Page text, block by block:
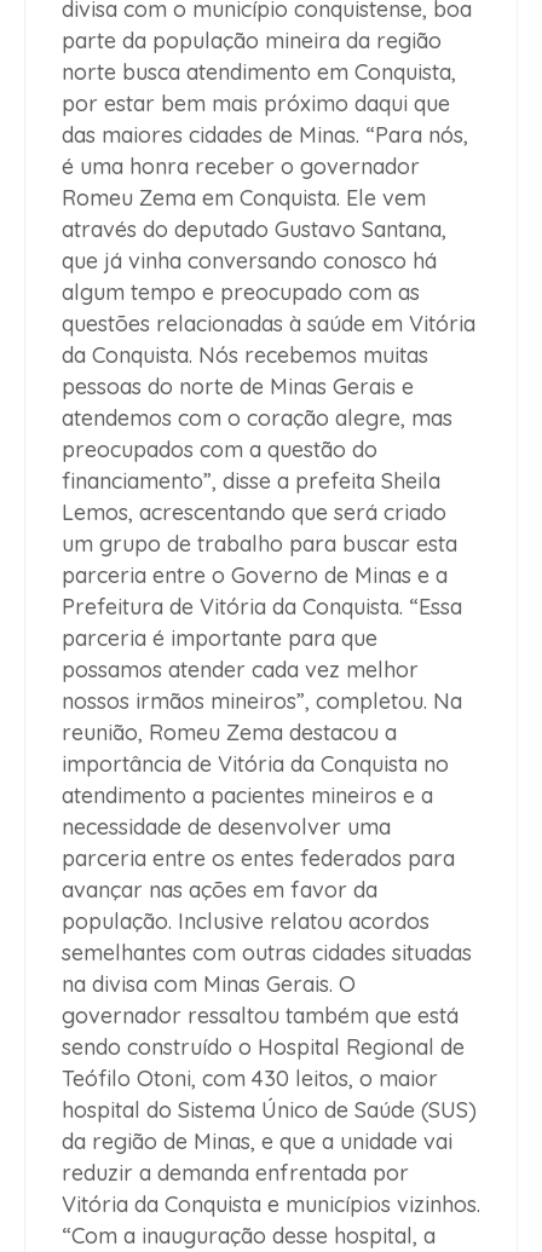
divisa com o município conquistense, boa
parte da população mineira da região
norte busca atendimento em Conquista,
por estar bem mais próximo daqui que
das maiores cidades de Minas. “Para nós,
é uma honra receber o governador
Romeu Zema em Conquista. Ele vem
através do deputado Gustavo Santana,
que já vinha conversando conosco há
algum tempo e preocupado com as
questões relacionadas à saúde em Vitória
da Conquista. Nós recebemos muitas
pessoas do norte de Minas Gerais e
atendemos com o coração alegre, mas
preocupados com a questão do
financiamento”, disse a prefeita Sheila
Lemos, acrescentando que será criado
um grupo de trabalho para buscar esta
parceria entre o Governo de Minas e a
Prefeitura de Vitória da Conquista. “Essa
parceria é importante para que
possamos atender cada vez melhor
nossos irmãos mineiros”, completou. Na
reunião, Romeu Zema destacou a
importância de Vitória da Conquista no
atendimento a pacientes mineiros e a
necessidade de desenvolver uma
parceria entre os entes federados para
avançar nas ações em favor da
população. Inclusive relatou acordos
semelhantes com outras cidades situadas
na divisa com Minas Gerais. O
governador ressaltou também que está
sendo construído o Hospital Regional de
Teófilo Otoni, com 430 leitos, o maior
hospital do Sistema Único de Saúde (SUS)
da região de Minas, e que a unidade vai
reduzir a demanda enfrentada por
Vitória da Conquista e municípios vizinhos.
“Com a inauguração desse hospital, a